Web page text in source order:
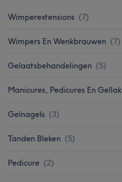
Wimperextensions (7)
Wimpers En Wenkbrauwen (7)
Gelaatsbehandelingen (5)
Manicures, Pedicures En Gellak
Gelnagels (3)
Tanden Bleken (5)
Pedicure (2)